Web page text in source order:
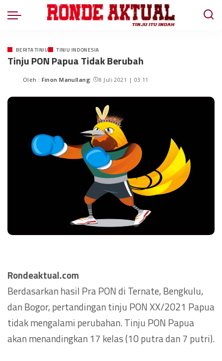
BERITA TINJU TINJU INDONESIA
Tinju PON Papua Tidak Berubah
Oleh : Finon Manullang 8 Juli 2021 | 03:11
Rondeaktual.com
Berdasarkan hasil Pra PON di Ternate, Bengkulu,
dan Bogor, pertandingan tinju PON XX/2021 Papua
tidak mengalami perubahan. Tinju PON Papua
akan menandingkan 17 kelas (10 putra dan 7 putri).